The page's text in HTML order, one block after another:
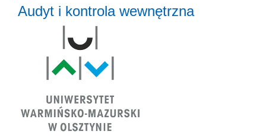
Audyt i kontrola wewnętrzna